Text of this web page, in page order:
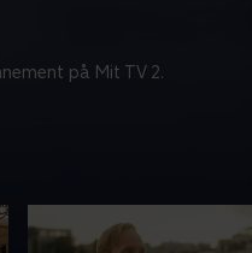
på Mit TV 2.